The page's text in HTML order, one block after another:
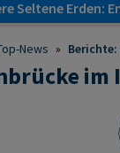
Seltene
News » Berichte:
im